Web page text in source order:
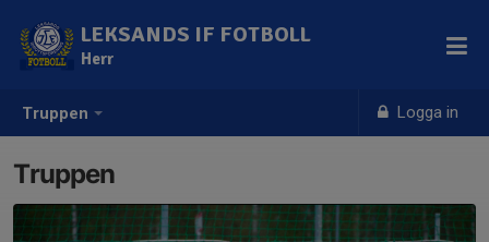
Truppen Logga in
LEKSANDS IF FOTBOLL
Herr
Truppen